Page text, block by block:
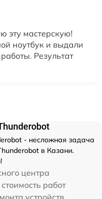
эту мастерскую!
ноутбук и выдали
Результат
- несложная задача
в Казани.
центра
работ
устройств